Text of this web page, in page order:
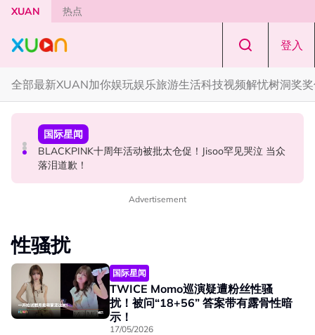
Skip to main content
XUAN 热点
登入
全部最新XUAN加你娱玩娱乐旅游生活科技视频解忧树洞奖
中港台新
陈土豆玩梗《下一站幸福》！同框阿信、吴建豪上演“光晞
不能捐”桥段
演唱会
范玮琪云顶开唱哽咽了！感性告白大马粉丝：我想继续唱
下去
国际星闻
BLACKPINK十周年活动被批太仓促！Jisoo罕见哭泣 当众
落泪道歉！
Advertisement
性骚扰
国际星闻
TWICE Momo巡演疑遭粉丝性骚
扰！被问“18+56” 答案带有露骨性暗
示！
17/05/2026